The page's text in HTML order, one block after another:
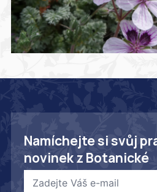
Namíchejte si svůj
novinek z Botanické